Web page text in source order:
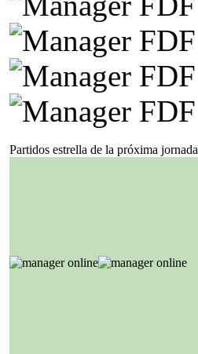
Partidos estrella de la próxima jornada